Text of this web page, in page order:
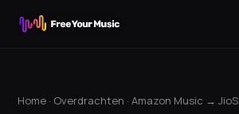
Home · Overdrachten · Amazon Music →